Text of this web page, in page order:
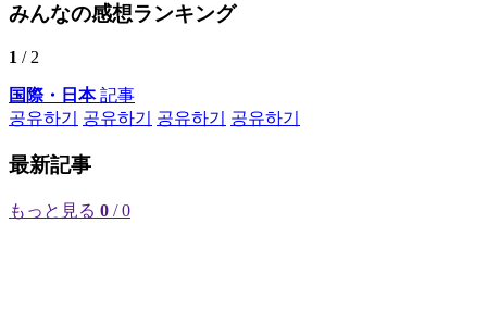
みんなの感想ランキング
1 / 2
国際・日本記事
공유하기
공유하기 공유하기 공유하기
最新記事
もっと見る 0 / 0